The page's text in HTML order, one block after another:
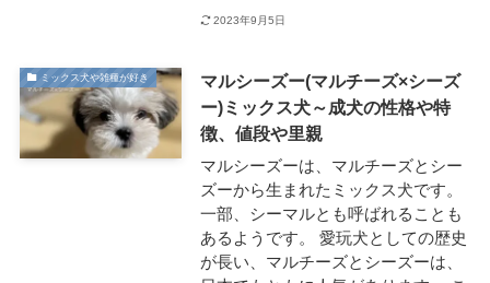
2023年9月5日
ミックス犬や雑種が好き
マルシーズー(マルチーズ×シーズ
ー)ミックス犬～成犬の性格や特
徴、値段や里親
マルシーズーは、マルチーズとシー
ズーから生まれたミックス犬です。
一部、シーマルとも呼ばれることも
あるようです。 愛玩犬としての歴史
が長い、マルチーズとシーズーは、